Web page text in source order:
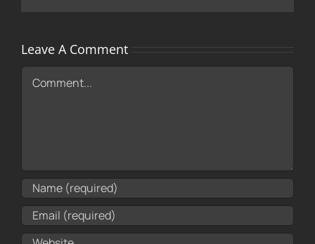
Leave A Comment
Comment